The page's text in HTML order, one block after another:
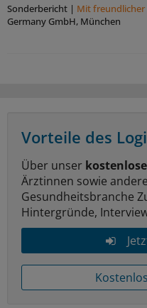
Sonderbericht | Mit
Germany GmbH, München
Vorteile des
Über unser
Ärztinnen sowie
Gesundheitsbranche
Hintergründe,